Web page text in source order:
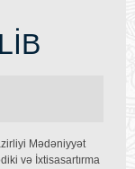
Mədəniyyət
və İxtisasartırma